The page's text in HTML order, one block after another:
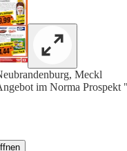
Meckl
im Norma